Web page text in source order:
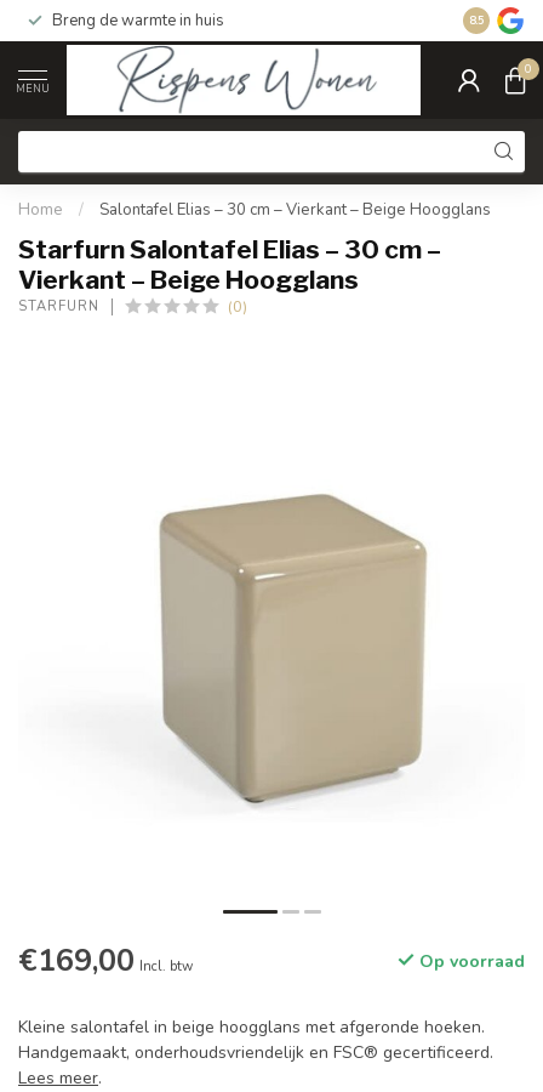
Breng de warmte in huis Gratis
8.5
MENU
0
Home / Salontafel Elias – 30 cm – Vierkant – Beige Hoogglans
Starfurn Salontafel Elias – 30 cm –
Vierkant – Beige Hoogglans
STARFURN (0)
€169,00 Incl. btw Op voorraad
Kleine salontafel in beige hoogglans met afgeronde hoeken.
Handgemaakt, onderhoudsvriendelijk en FSC® gecertificeerd.
Lees meer.